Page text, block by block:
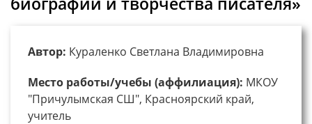
Автор: Кураленко Светлана Владимировна
Место работы/учебы (аффилиация): МКОУ
"Причулымская СШ", Красноярский край,
учитель